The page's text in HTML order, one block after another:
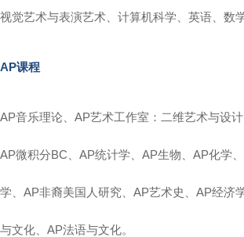
视觉艺术与表演艺术、计算机科学、英语、数
AP课程
AP音乐理论、AP艺术工作室：二维艺术与设
AP微积分BC、AP统计学、AP生物、AP化学
学、AP非裔美国人研究、AP艺术史、AP经济
与文化、AP法语与文化。